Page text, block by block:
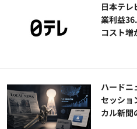
日本テ
業利益
コスト増
ハードニ
セッショ
カル新聞